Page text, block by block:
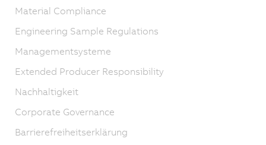
Material Compliance
Engineering Sample Regulations
Managementsysteme
Extended Producer Responsibility
Nachhaltigkeit
Corporate Governance
Barrierefreiheitserklärung